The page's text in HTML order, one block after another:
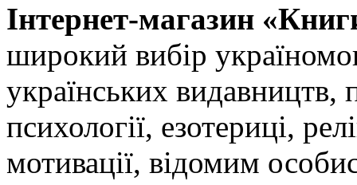
Інтернет-магазин
широкий вибір
українських видавництв,
психології, езотериці,
мотивації, відомим